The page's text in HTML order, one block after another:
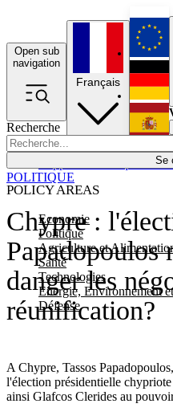
Open sub
navigation
Recherche
Se
POLICY AREAS
Economie
Politique
Agriculture et
Santé
Technologies
Energie, Environnement
Défense
Français
Chypre :
Papadopoulos
danger les
réunification?
A Chypre, Tassos
l'élection présidentielle
ainsi Glafcos Clerides au
POLITIQUE